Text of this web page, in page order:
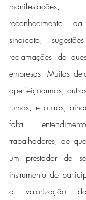
reconhecimento
sindicato,
reclamações de
empresas. Muitas
aperfeiçoarmos,
rumos, e outras,
falta
trabalhadores, de
um prestador de
instrumento de
a valorização